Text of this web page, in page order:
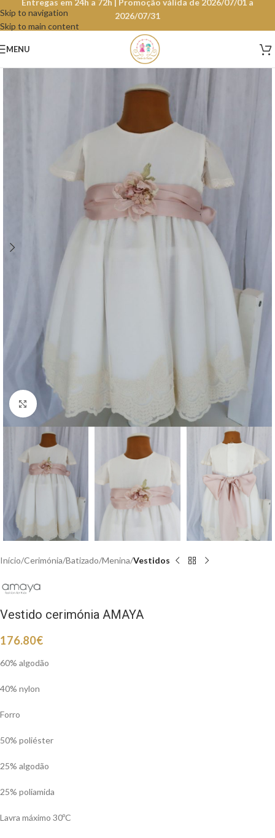
Skip to navigation
Skip to main content
Entregas em 24h a 72h | Promoção válida de 2026/07/01 a
2026/07/31
MENU
Clique para aumentar
Início Cerimónia Batizado Menina Vestidos
Vestido cerimónia AMAYA
176.80€
60% algodão
40% nylon
Forro
50% poliéster
25% algodão
25% poliamida
Lavra máximo 30ºC